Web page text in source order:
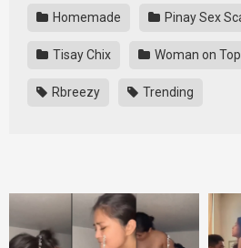
Homemade Pinay Sex
Tisay Chix Woman on Top
Rbreezy Trending